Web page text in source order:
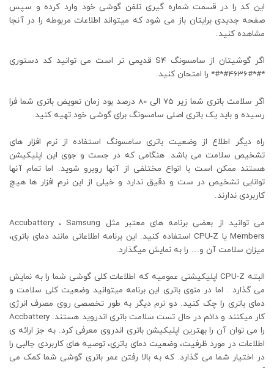
این کد را در قسمت شماره گیری تلفن گوشی خود وارد کرده و سپس
صفحه جدیدی برایتان باز می شود که میتواند اطلاعات مربوطه را در آنجا
مشاهده کنید.
اگر گوشیتان از سامسونگ S4 قدیمی تر است می توانید کد دستوری
*#*#4636#*#* را امتحان کنید.
اگر سلامت باتری شما زیر 75 الی 80 درصد بود زمان تعویض باتری شما فرا
رسیده و باید یک باتری اصلی سامسونگ برای گوشی خود تهیه کنید.
راه دیگر اطلاع از وضعیت باتری سامسونگ استفاده از نرم افزار های
تشخیص سلامت می باشد. هنگامی که در جست و جوی این اپلیکیشن
هستند ممکن است با انواع مختلفی از آنها روبرو شوید. اما تمام آنها
توانایی تشخیص در ست و دقیق ندارد و خیلی از این نرم افزار ها هیچ
کاربردی ندارند.
می توانید از بعضی برنامه های معتبر مثل Accubattery ، Samsung
Members یا CPU-Z استفاده کنید. این برنامه اطلاعاتی مانند دمای باتری،
میزان سلامت آن و… را به نمایش میگذارد.
البته CPU-Z اپلیکیشنی عمومیه که اطلاعات کلی گوشی شما را به نمایش
می گذارد . اما در منوی باتری این برنامه میتوانید وضعیت کلی سلامت و
دمای باتری را چک کنید. دو نرم دیگر به طور تخصصی روی مصرف انرژی
کار میکنند و دائم در حال تست سلامت باتری اندروید هستند. Accbattery
را می توان آن را بهترین اپلیکیشن باتری اندروی معرفی کرد. به جز ارائه ی
اطلاعات در مورد ظرفیت، وضعیت دمای باتری، توصیه های کاربردی جالبی را
در اختیار شما می گذارد. که به بالا رفتن عمر باتری گوشی شما کمک می